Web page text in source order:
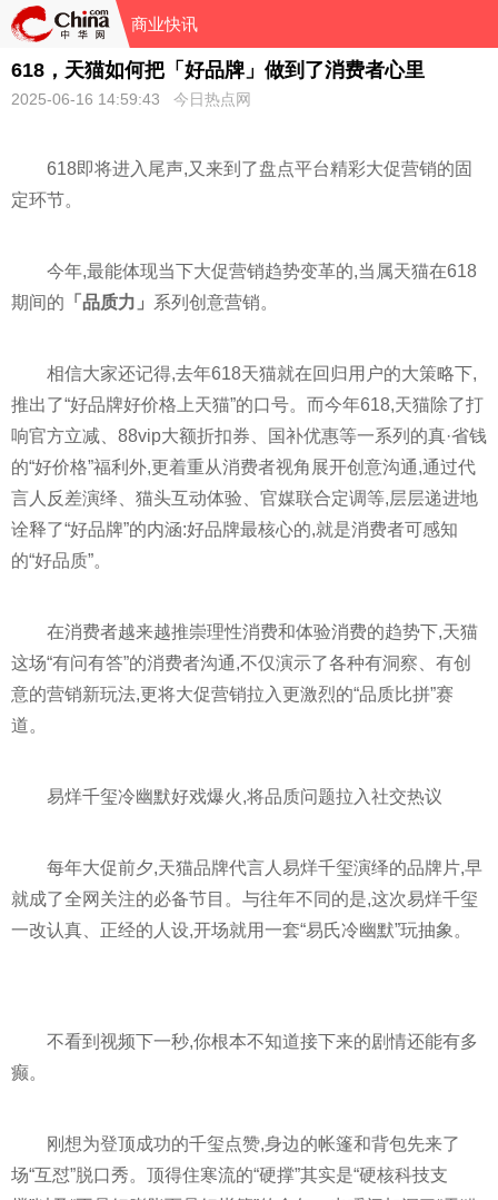
商业快讯
618，天猫如何把「好品牌」做到了消费者心里
2025-06-16 14:59:43 今日热点网
618即将进入尾声,又来到了盘点平台精彩大促营销的固
定环节。
今年,最能体现当下大促营销趋势变革的,当属天猫在618
期间的 「品质力」 系列创意营销。
相信大家还记得,去年618天猫就在回归用户的大策略下,
推出了“好品牌好价格上天猫”的口号。而今年618,天猫除了打
响官方立减、88vip大额折扣券、国补优惠等一系列的真·省钱
的“好价格”福利外,更着重从消费者视角展开创意沟通,通过代
言人反差演绎、猫头互动体验、官媒联合定调等,层层递进地
诠释了“好品牌”的内涵:好品牌最核心的,就是消费者可感知
的“好品质”。
在消费者越来越推崇理性消费和体验消费的趋势下,天猫
这场“有问有答”的消费者沟通,不仅演示了各种有洞察、有创
意的营销新玩法,更将大促营销拉入更激烈的“品质比拼”赛
道。
易烊千玺冷幽默好戏爆火,将品质问题拉入社交热议
每年大促前夕,天猫品牌代言人易烊千玺演绎的品牌片,早
就成了全网关注的必备节目。与往年不同的是,这次易烊千玺
一改认真、正经的人设,开场就用一套“易氏冷幽默”玩抽象。
不看到视频下一秒,你根本不知道接下来的剧情还能有多
癫。
刚想为登顶成功的千玺点赞,身边的帐篷和背包先来了
场“互怼”脱口秀。顶得住寒流的“硬撑”其实是“硬核科技支